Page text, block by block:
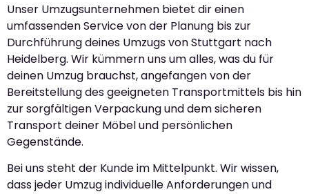
Unser Umzugsunternehmen bietet dir einen
umfassenden Service von der Planung bis zur
Durchführung deines Umzugs von Stuttgart nach
Heidelberg. Wir kümmern uns um alles, was du für
deinen Umzug brauchst, angefangen von der
Bereitstellung des geeigneten Transportmittels bis hin
zur sorgfältigen Verpackung und dem sicheren
Transport deiner Möbel und persönlichen
Gegenstände.
Bei uns steht der Kunde im Mittelpunkt. Wir wissen,
dass jeder Umzug individuelle Anforderungen und